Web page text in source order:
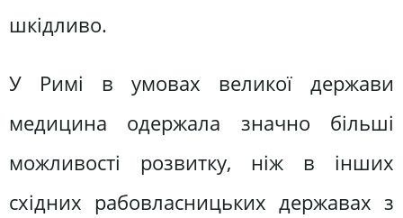
шкідливо.
У Римі в умовах великої держави
медицина одержала значно більші
можливості розвитку, ніж в інших
східних рабовласницьких державах з